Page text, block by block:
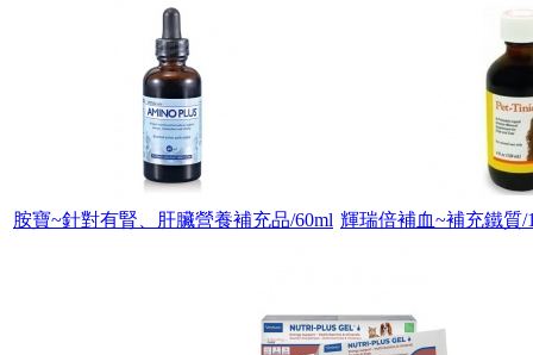
胺寶~針對有腎、肝臟營養補充品/60ml 輝瑞倍補血~補充鐵質/